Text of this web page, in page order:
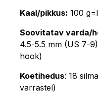
kogus
Kaal/pikkus: 100
Soovitatav varda/
4.5-5.5 mm (US 7-
hook)
Koetihedus: 18
varrastel)